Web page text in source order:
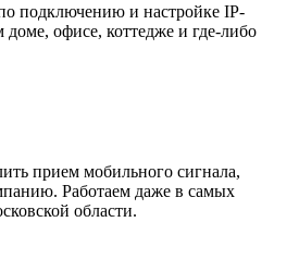
подключению и настройке IP-
доме, офисе, коттедже и где-либо
прием мобильного сигнала,
Работаем даже в самых
области.